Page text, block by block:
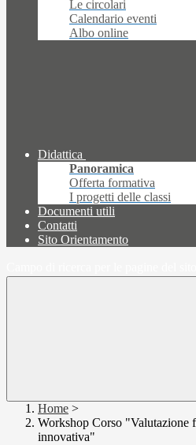
Le circolari
Calendario eventi
Albo online
Didattica
Panoramica
Offerta formativa
I progetti delle classi
Documenti utili
Contatti
Sito Orientamento
Home >
Workshop Corso "Valutazione
innovativa"